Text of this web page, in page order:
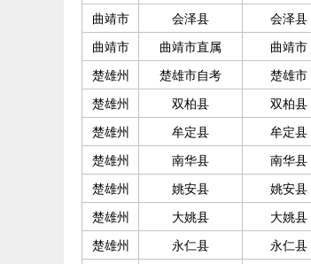
曲靖市
会泽县 会泽县
曲靖市
曲靖市直属 曲靖市
楚雄州
楚雄市自考 楚雄市
楚雄州
双柏县 双柏县
楚雄州
牟定县 牟定县
楚雄州
南华县 南华县
楚雄州
姚安县 姚安县
楚雄州
大姚县 大姚县
楚雄州
永仁县 永仁县